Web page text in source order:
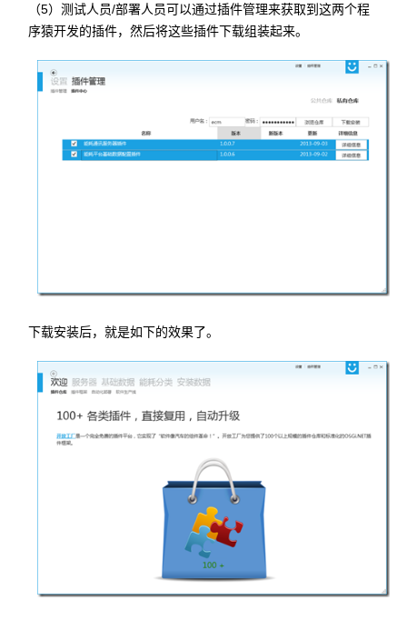
（5）测试人员/部署人员可以通过插件管理来获取到这两个程
序猿开发的插件，然后将这些插件下载组装起来。
下载安装后，就是如下的效果了。